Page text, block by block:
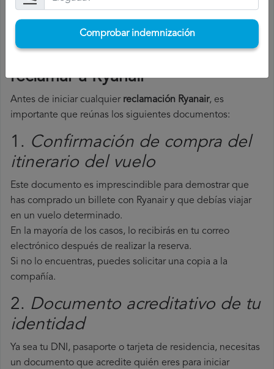
reclamar a Ryanair
Antes de iniciar cualquier reclamación Ryanair, es
importante que reúnas los siguientes documentos:
1. Confirmación de compra del
itinerario del vuelo
Este documento es imprescindible para demostrar que
has comprado un billete con Ryanair y que debías viajar
en un vuelo determinado.
En la mayoría de los casos, lo recibirás en tu correo
electrónico después de realizar la reserva.
Si no lo encuentras, puedes solicitar una copia a la
compañía.
2. Documento acreditativo de tu
identidad
Ya sea tu DNI, pasaporte o tarjeta de residencia, necesitas
un documento que acredite quién eres para iniciar
Comprobar indemnización